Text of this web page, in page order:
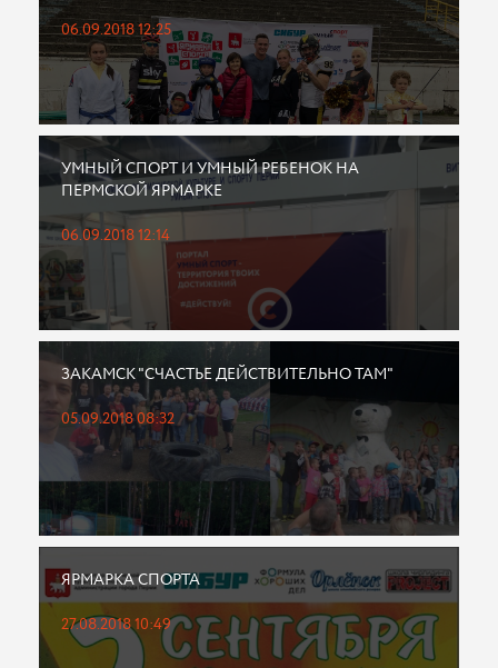
06.09.2018 12:25
УМНЫЙ СПОРТ И УМНЫЙ РЕБЕНОК НА
ПЕРМСКОЙ ЯРМАРКЕ
06.09.2018 12:14
ЗАКАМСК "СЧАСТЬЕ ДЕЙСТВИТЕЛЬНО ТАМ"
05.09.2018 08:32
ЯРМАРКА СПОРТА
27.08.2018 10:49